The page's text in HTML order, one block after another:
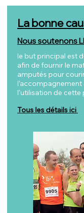
La bonne
Nous soutenons
le but principal est
afin de fournir le
amputés pour
l'accompagnement
l'utilisation de cette
Tous les détails ici